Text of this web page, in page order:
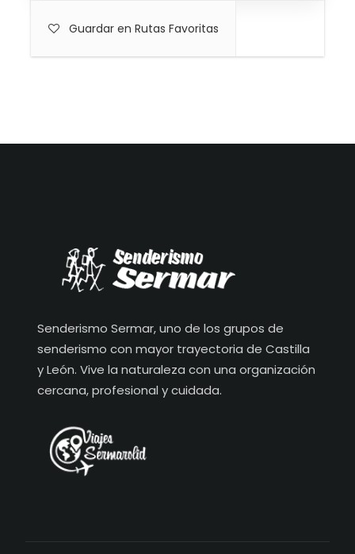
Guardar en Rutas Favoritas
Senderismo Sermar, uno de los grupos de
senderismo con mayor trayectoria de Castilla
y León. Vive la naturaleza con una organización
cercana, profesional y cuidada.